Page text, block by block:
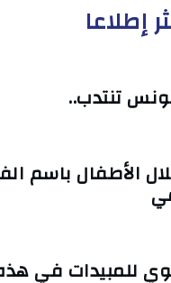
إطلاعا
تنتدب..
الأطفال باسم
في